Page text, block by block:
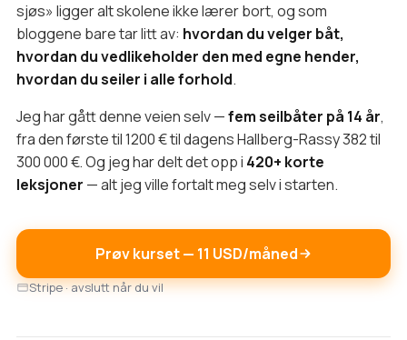
sjøs» ligger alt skolene ikke lærer bort, og som
bloggene bare tar litt av: hvordan du velger båt,
hvordan du vedlikeholder den med egne hender,
hvordan du seiler i alle forhold.
Jeg har gått denne veien selv —fem seilbåter på 14 år,
fra den første til 1200 € til dagens Hallberg-Rassy 382 til
300 000 €. Og jeg har delt det opp i 420+ korte
leksjoner — alt jeg ville fortalt meg selv i starten.
Prøv kurset — 11 USD/måned
Stripe · avslutt når du vil